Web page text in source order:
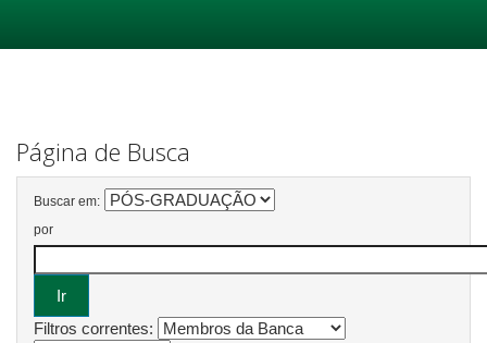
Página de Busca
Buscar em:
por
Filtros correntes: